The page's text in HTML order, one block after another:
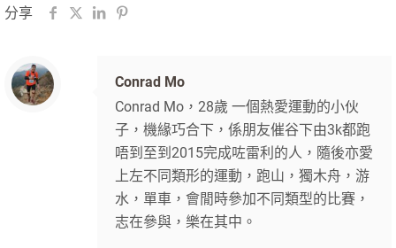
分享
Conrad Mo
Conrad Mo，28歲 一個熱愛運動的小伙
子，機緣巧合下，係朋友催谷下由3k都跑
唔到至到2015完成咗雷利的人，隨後亦愛
上左不同類形的運動，跑山，獨木舟，游
水，單車，會閒時參加不同類型的比賽，
志在參與，樂在其中。